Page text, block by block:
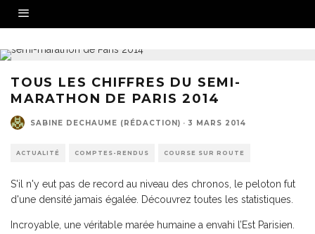
TOUS LES CHIFFRES DU SEMI-
MARATHON DE PARIS 2014
SABINE DECHAUME (RÉDACTION) · 3 MARS 2014
ACTUALITÉ COMPTES-RENDUS COURSE SUR ROUTE
S'il n'y eut pas de record au niveau des chronos, le peloton fut
d'une densité jamais égalée. Découvrez toutes les statistiques.
Incroyable, une véritable marée humaine a envahi l’Est Parisien.